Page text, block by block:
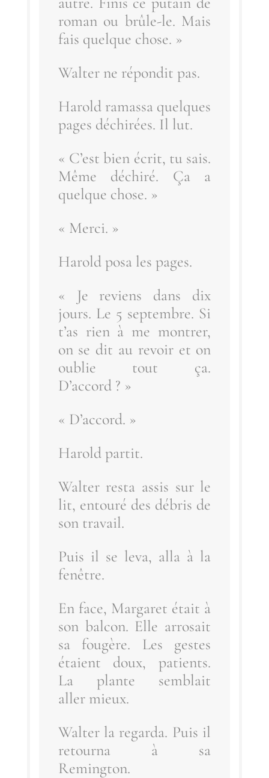
roman ou brûle-le. Mais
fais quelque chose. »
Wal­ter ne répon­dit pas.
Harold ramas­sa quelques
pages déchi­rées. Il lut.
« C’est bien écrit, tu sais.
Même déchi­ré. Ça a
quelque chose. »
« Mer­ci. »
Harold posa les pages.
« Je reviens dans dix
jours. Le 5 sep­tembre. Si
t’as rien à me mon­trer,
on se dit au revoir et on
oublie tout ça.
D’accord ? »
« D’ac­cord. »
Harold par­tit.
Wal­ter res­ta assis sur le
lit, entou­ré des débris de
son travail.
Puis il se leva, alla à la
fenêtre.
En face, Mar­ga­ret était à
son bal­con. Elle arro­sait
sa fou­gère. Les gestes
étaient doux, patients.
La plante sem­blait
aller mieux.
Wal­ter la regar­da. Puis il
retour­na à sa
Remington.